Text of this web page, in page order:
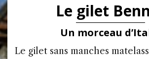
Le gilet
Un morceau
Le gilet sans manches